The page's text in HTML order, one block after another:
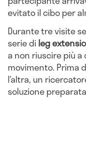
evitato il cibo per
Durante tre visite
serie di leg
a non riuscire più
movimento. Prima
l’altra, un
soluzione